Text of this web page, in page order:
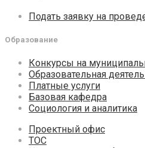
Подать заявку на
Образование
Конкурсы на
Образовательная
Платные услуги
Базовая кафедра
Социология и аналитика
Проектный офис
ТОС